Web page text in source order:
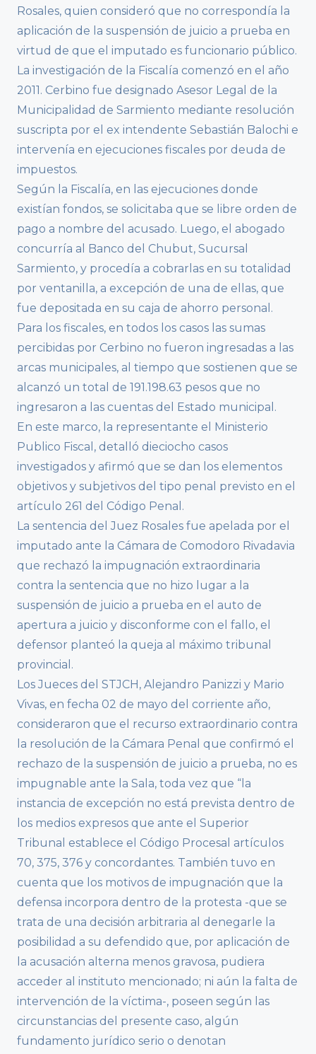
Rosales, quien consideró que no correspondía la
aplicación de la suspensión de juicio a prueba en
virtud de que el imputado es funcionario público.
La investigación de la Fiscalía comenzó en el año
2011. Cerbino fue designado Asesor Legal de la
Municipalidad de Sarmiento mediante resolución
suscripta por el ex intendente Sebastián Balochi e
intervenía en ejecuciones fiscales por deuda de
impuestos.
Según la Fiscalía, en las ejecuciones donde
existían fondos, se solicitaba que se libre orden de
pago a nombre del acusado. Luego, el abogado
concurría al Banco del Chubut, Sucursal
Sarmiento, y procedía a cobrarlas en su totalidad
por ventanilla, a excepción de una de ellas, que
fue depositada en su caja de ahorro personal.
Para los fiscales, en todos los casos las sumas
percibidas por Cerbino no fueron ingresadas a las
arcas municipales, al tiempo que sostienen que se
alcanzó un total de 191.198.63 pesos que no
ingresaron a las cuentas del Estado municipal.
En este marco, la representante el Ministerio
Publico Fiscal, detalló dieciocho casos
investigados y afirmó que se dan los elementos
objetivos y subjetivos del tipo penal previsto en el
artículo 261 del Código Penal.
La sentencia del Juez Rosales fue apelada por el
imputado ante la Cámara de Comodoro Rivadavia
que rechazó la impugnación extraordinaria
contra la sentencia que no hizo lugar a la
suspensión de juicio a prueba en el auto de
apertura a juicio y disconforme con el fallo, el
defensor planteó la queja al máximo tribunal
provincial.
Los Jueces del STJCH, Alejandro Panizzi y Mario
Vivas, en fecha 02 de mayo del corriente año,
consideraron que el recurso extraordinario contra
la resolución de la Cámara Penal que confirmó el
rechazo de la suspensión de juicio a prueba, no es
impugnable ante la Sala, toda vez que “la
instancia de excepción no está prevista dentro de
los medios expresos que ante el Superior
Tribunal establece el Código Procesal artículos
70, 375, 376 y concordantes. También tuvo en
cuenta que los motivos de impugnación que la
defensa incorpora dentro de la protesta -que se
trata de una decisión arbitraria al denegarle la
posibilidad a su defendido que, por aplicación de
la acusación alterna menos gravosa, pudiera
acceder al instituto mencionado; ni aún la falta de
intervención de la víctima-, poseen según las
circunstancias del presente caso, algún
fundamento jurídico serio o denotan